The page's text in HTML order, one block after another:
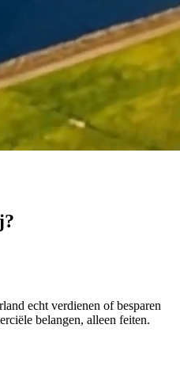
echt verdienen of besparen
belangen, alleen feiten.